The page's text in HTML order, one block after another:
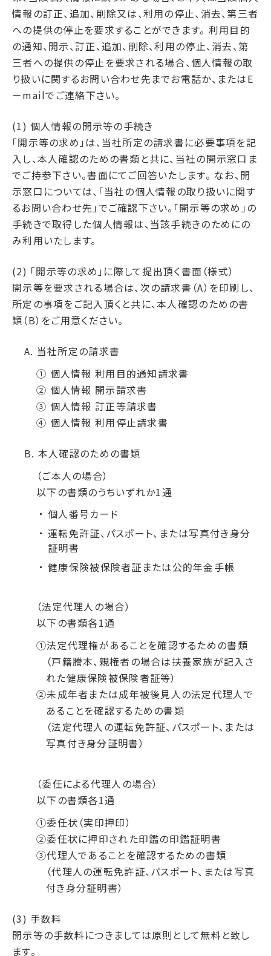
情報の訂正、追加、削除又は、利用の停止、消去、第三者
への提供の停止を要求することができます。 利用目的
の通知、開示、訂正、追加、削除、利用の停止、消去、第
三者への提供の停止を要求される場合、個人情報の取
り扱いに関するお問い合わせ先までお電話か、またはE
－mailでご連絡下さい。
(1) 個人情報の開示等の手続き
「開示等の求め」は、当社所定の請求書に必要事項を記
入し、本人確認のための書類と共に、当社の開示窓口ま
でご持参下さい。書面にてご回答いたします。 なお、開
示窓口については、「当社の個人情報の取り扱いに関す
るお問い合わせ先」でご確認下さい。「開示等の求め」の
手続きで取得した個人情報は、当該手続きのためにの
み利用いたします。
(2) 「開示等の求め」に際して提出頂く書面（様式）
開示等を要求される場合は、次の請求書（A）を印刷し、
所定の事項をご記入頂くと共に、本人確認のための書
類（B）をご用意ください。
A. 当社所定の請求書
① 個人情報 利用目的通知請求書
② 個人情報 開示請求書
③ 個人情報 訂正等請求書
④ 個人情報 利用停止請求書
B. 本人確認のための書類
（ご本人の場合）
以下の書類のうちいずれか1通
個人番号カード
運転免許証、パスポート、または写真付き身分
証明書
健康保険被保険者証または公的年金手帳
（法定代理人の場合）
以下の書類各1通
①法定代理権があることを確認するための書類
（戸籍謄本、親権者の場合は扶養家族が記入さ
れた健康保険被保険者証等）
②未成年者または成年被後見人の法定代理人で
あることを確認するための書類
（法定代理人の運転免許証、パスポート、または
写真付き身分証明書）
（委任による代理人の場合）
以下の書類各1通
①委任状（実印押印）
②委任状に押印された印鑑の印鑑証明書
③代理人であることを確認するための書類
（代理人の運転免許証、パスポート、または写真
付き身分証明書）
(3) 手数料
開示等の手数料につきましては原則として無料と致し
ます。